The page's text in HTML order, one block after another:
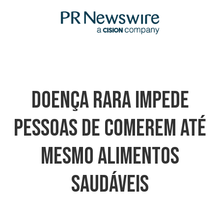
Doença Rara Impede
Pessoas De Comerem Até
Mesmo Alimentos
Saudáveis